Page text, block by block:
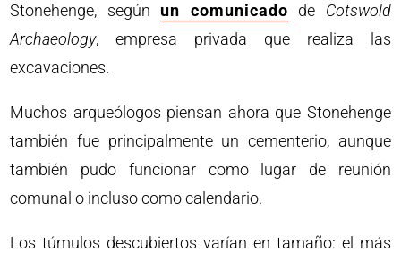
Stonehenge, según un comunicado de Cotswold
Archaeology, empresa privada que realiza las
excavaciones.
Muchos arqueólogos piensan ahora que Stonehenge
también fue principalmente un cementerio, aunque
también pudo funcionar como lugar de reunión
comunal o incluso como calendario.
Los túmulos descubiertos varían en tamaño: el más